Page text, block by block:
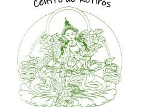
Inicio
¿Quiénes somos?
Novedades
Emanación en vida de S. E.
Libertad Religiosa Internacional,
próximamente y un book trailer